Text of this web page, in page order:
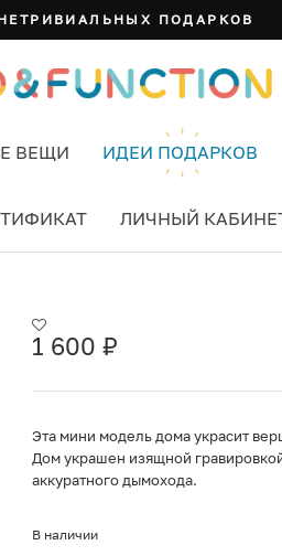
ПОДАРКОВ
ВЕЩИ ИДЕИ ПОДАРКОВ
ЛИЧНЫЙ
1 600 ₽
Эта мини модель дома украсит
Дом украшен изящной
аккуратного дымохода.
В наличии